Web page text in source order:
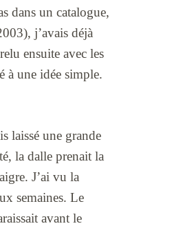
dans un catalogue,
j’avais déjà
ensuite avec les
à une idée simple.
laissé une grande
la dalle prenait la
J’ai vu la
semaines. Le
avant le